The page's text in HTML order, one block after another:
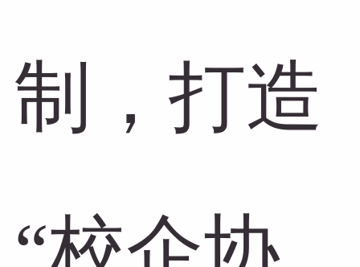
制，打造